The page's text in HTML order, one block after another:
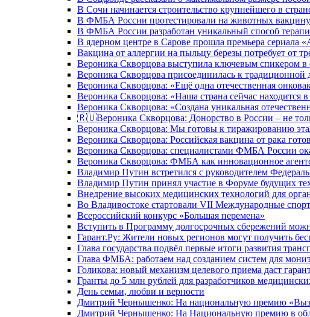
В Сочи начинается строительство крупнейшего в
В ФМБА России протестировали на животных
В ФМБА России разработан уникальный способ
В ядерном центре в Сарове прошла премьера сериала
Вакцина от аллергии на пыльцу березы потребует от
Вероника Скворцова выступила ключевым спикером в
Вероника Скворцова присоединилась к
Вероника Скворцова: «Ещё одна отечественная
Вероника Скворцова: «Наша страна сейчас находится
Вероника Скворцова: «Создана уникальная
🇷🇺Вероника Скворцова: Донорство в России – не
Вероника Скворцова: Мы готовы к тиражированию
Вероника Скворцова: Российская вакцина от рака
Вероника Скворцова: специалистами ФМБА России
Вероника Скворцова: ФМБА как инновационное
Владимир Путин встретился с руководителем
Владимир Путин принял участие в Форуме будущих
Внедрение высоких медицинских технологий для
Во Владивостоке стартовали VII Международные
Всероссийский конкурс «Большая перемена»
Вступить в Программу долгосрочных сбережений
Гарант.Ру: Жители новых регионов могут получить
Глава государства подвёл первые итоги развития
Глава ФМБА: работаем над созданием систем для
Голикова: новый механизм целевого приема даст
Гранты до 5 млн рублей для разработчиков
День семьи, любви и верности
Дмитрий Чернышенко: На национальную премию
Дмитрий Чернышенко: На Национальную премию в